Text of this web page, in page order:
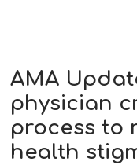
AMA
physician
process to
health